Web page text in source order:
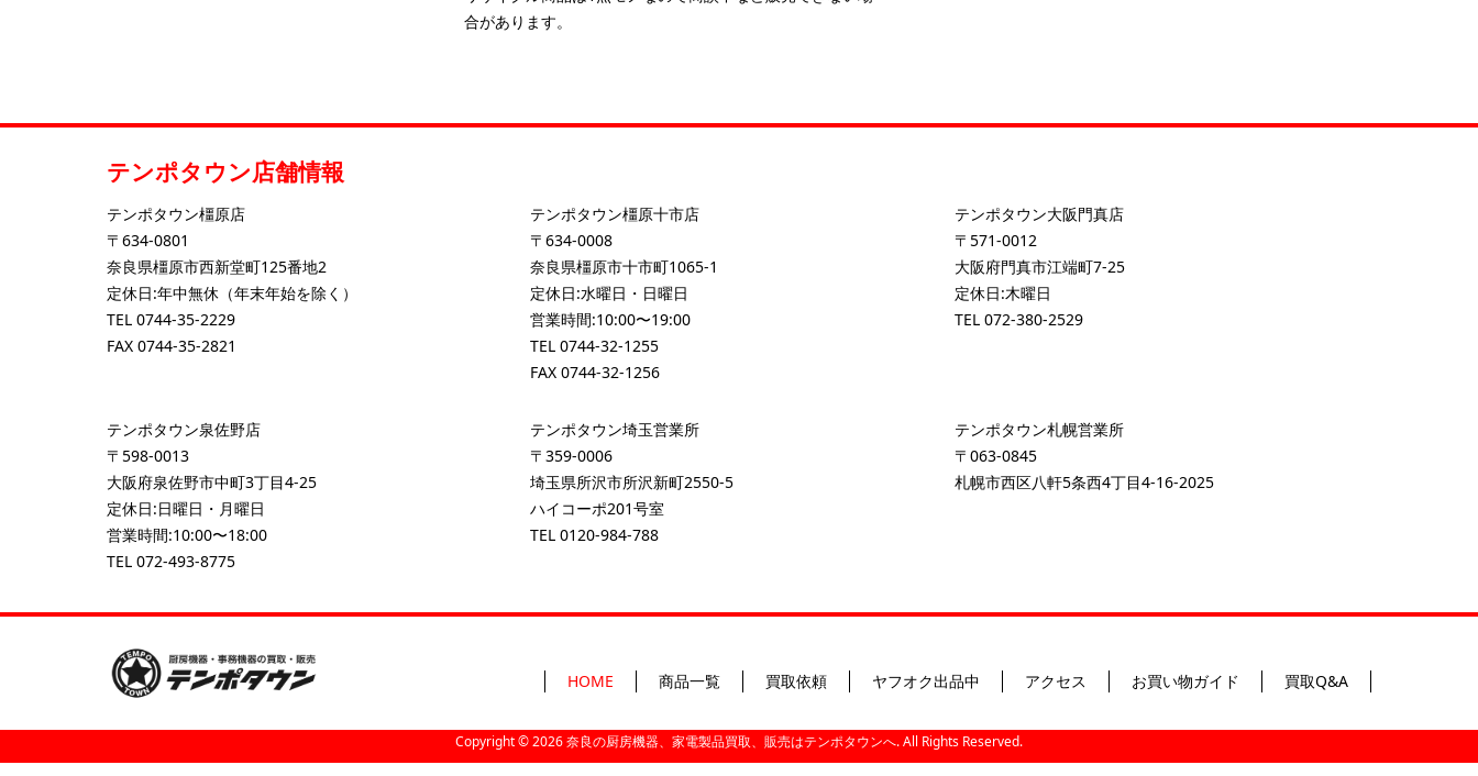
合があります。
テンポタウン店舗情報
テンポタウン橿原店
〒634-0801
奈良県橿原市西新堂町125番地2
定休日:年中無休（年末年始を除く）
TEL 0744-35-2229
FAX 0744-35-2821
テンポタウン橿原十市店
〒634-0008
奈良県橿原市十市町1065-1
定休日:水曜日・日曜日
営業時間:10:00〜19:00
TEL0744-32-1255
FAX 0744-32-1256
テンポタウン大阪門真店
〒571-0012
大阪府門真市江端町7-25
定休日:木曜日
TEL 072-380-2529
テンポタウン泉佐野店
〒598-0013
大阪府泉佐野市中町3丁目4-25
定休日:日曜日・月曜日
営業時間:10:00〜18:00
TEL 072-493-8775
テンポタウン埼玉営業所
〒359-0006
埼玉県所沢市所沢新町2550-5
ハイコーポ201号室
TEL0120-984-788
テンポタウン札幌営業所
〒063-0845
札幌市西区八軒5条西4丁目4-16-2025
HOME 商品一覧 買取依頼 ヤフオク出品中 アクセス お買い物ガイド 買取Q&A
Copyright ©2026奈良の厨房機器、家電製品買取、販売はテンポタウンへ. All Rights Reserved.